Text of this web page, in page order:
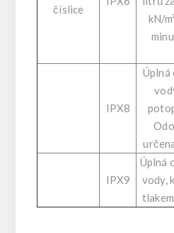
číslice
kN/
IPX8
IPX9
Úplná
vody,